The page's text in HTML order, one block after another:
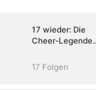
17 wieder: Die
Cheer-Legende
Tochter
17 Folgen